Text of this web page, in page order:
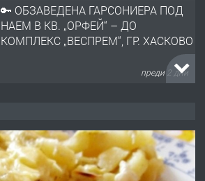
🔑 ОБЗАВЕДЕНА ГАРСОНИЕРА ПОД
НАЕМ В КВ. „ОРФЕЙ“ – ДО
КОМПЛЕКС „ВЕСПРЕМ“, ГР. ХАСКОВО
преди 2 дни
АПАРТАМЕНТ В ЦЕНТЪРА НА ГР.
ХАСКОВО
преди 3 дни